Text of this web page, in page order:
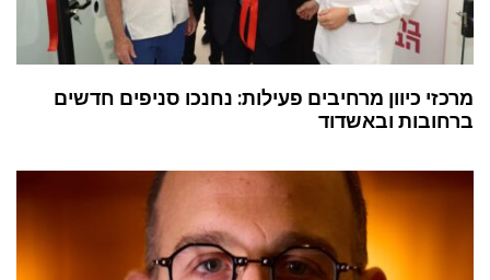
מרכזי כיוון מרחיבים פעילות: נחנכו סניפים חדשים
ברחובות ובאשדוד